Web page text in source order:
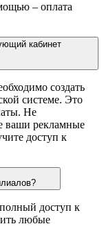
– оплата
кабинет
создать
системе. Это
Не
ваши рекламные
доступ к
доступ к
любые